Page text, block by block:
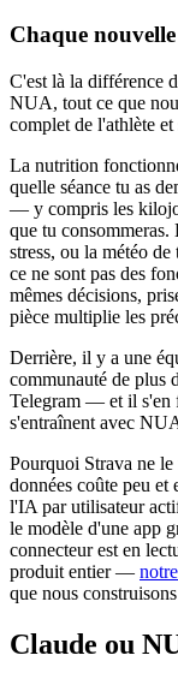
Chaque
C'est là la différence
NUA, tout ce que
complet de l'athlète
La nutrition
quelle séance tu as
— y compris les
que tu consommeras.
stress, ou la météo
ce ne sont pas des
mêmes décisions,
pièce multiplie les
Derrière, il y a une
communauté de plus
Telegram — et il s'en
s'entraînent avec
Pourquoi Strava ne
données coûte peu
l'IA par utilisateur
le modèle d'une app
connecteur est en
produit entier —
que nous
Claude ou